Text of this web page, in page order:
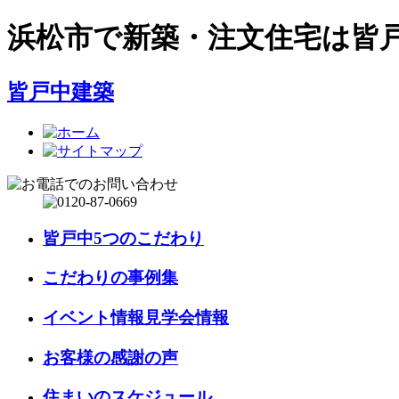
浜松市で新築・注文住宅は皆
皆戸中建築
皆戸中5つのこだわり
こだわりの事例集
イベント情報見学会情報
お客様の感謝の声